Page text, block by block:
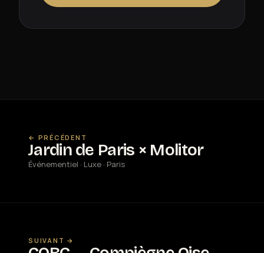
← PRÉCÉDENT
Jardin de Paris × Molitor
Événementiel · Luxe · Paris
SUIVANT →